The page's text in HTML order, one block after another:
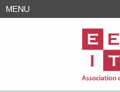
Skip
to
MENU